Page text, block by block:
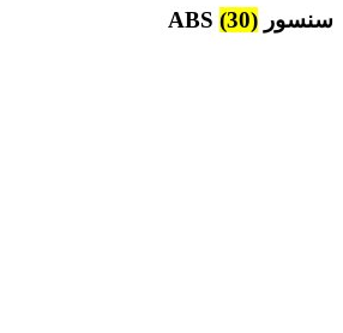
سنسور ABS (30)